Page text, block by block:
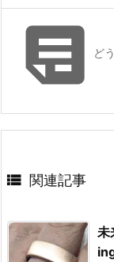
 ど
 関連記事
未